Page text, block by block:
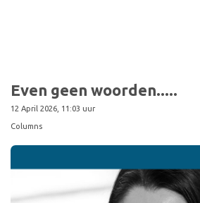
Even geen woorden.....
12 April 2026, 11:03 uur
Columns